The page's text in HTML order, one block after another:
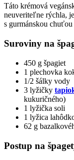
Táto krémová
neuveriteľne rýchla,
s gurmánskou
Suroviny na
450 g špagiet
1 plechovka
1/2 šálky vody
3 lyžičky
kukuričného)
1 lyžička soli
1 lyžica
62 g
Postup na